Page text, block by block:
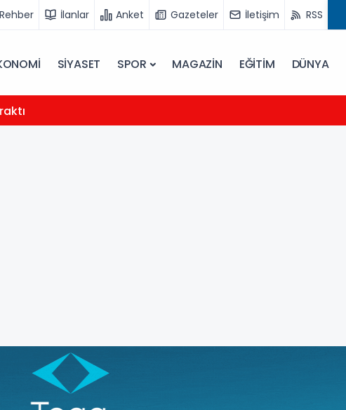
Rehber İlanlar Anket Gazeteler İletişim RSS
SİYASET SPOR MAGAZİN EĞİTİM DÜNYA